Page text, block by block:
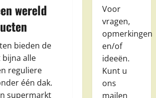
wereld
bieden de
alle
reguliere
één dak.
supermarkt
Voor
vragen,
opmerkingen
en/of
ideeën.
Kunt u
ons
mailen